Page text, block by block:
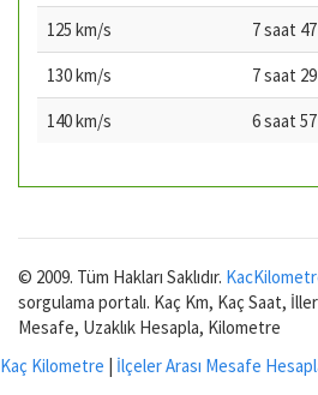
125 km/s
7 saat
130 km/s
7 saat
140 km/s
6 saat
© 2009. Tüm Hakları Saklıdır.
sorgulama portalı. Kaç Km, Kaç Saat,
Mesafe, Uzaklık Hesapla, Kilometre
Kaç Kilometre | İlçeler Arası Mesafe